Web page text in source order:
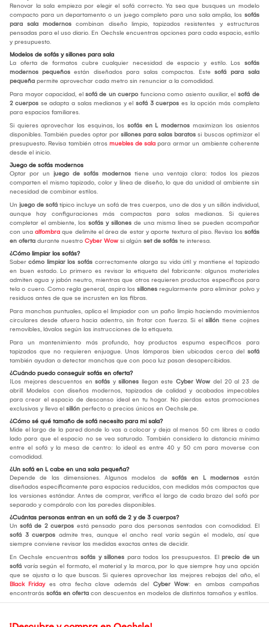
Renovar la sala empieza por elegir el sofá correcto. Ya sea que busques un modelo
compacto para un departamento o un juego completo para una sala amplia, los sofás
para sala modernos combinan diseño limpio, tapizados resistentes y estructuras
pensadas para el uso diario. En Oechsle encuentras opciones para cada espacio, estilo
y presupuesto.
Modelos de sofás y sillones para sala
La oferta de formatos cubre cualquier necesidad de espacio y estilo. Los sofás
modernos pequeños están diseñados para salas compactas. Este sofá para sala
pequeña permite aprovechar cada metro sin renunciar a la comodidad.
Para mayor capacidad, el sofá de un cuerpo funciona como asiento auxiliar, el sofá de
2 cuerpos se adapta a salas medianas y el sofá 3 cuerpos es la opción más completa
para espacios familiares.
Si quieres aprovechar las esquinas, los sofás en L modernos maximizan los asientos
disponibles. También puedes optar por sillones para salas baratos si buscas optimizar el
presupuesto. Revisa también otros muebles de sala para armar un ambiente coherente
desde el inicio.
Juego de sofás modernos
Optar por un juego de sofás modernos tiene una ventaja clara: todos los piezas
comparten el mismo tapizado, color y línea de diseño, lo que da unidad al ambiente sin
necesidad de combinar estilos.
Un juego de sofá típico incluye un sofá de tres cuerpos, uno de dos y un sillón individual,
aunque hay configuraciones más compactas para salas medianas. Si quieres
completar el ambiente, los sofás y sillones de una misma línea se pueden acompañar
con una alfombra que delimite el área de estar y aporte textura al piso. Revisa los sofás
en oferta durante nuestro Cyber Wow si algún set de sofás te interesa.
¿Cómo limpiar los sofás?
Saber cómo limpiar los sofás correctamente alarga su vida útil y mantiene el tapizado
en buen estado. Lo primero es revisar la etiqueta del fabricante: algunos materiales
admiten agua y jabón neutro, mientras que otros requieren productos específicos para
tela o cuero. Como regla general, aspira los sillones regularmente para eliminar polvo y
residuos antes de que se incrusten en las fibras.
Para manchas puntuales, aplica el limpiador con un paño limpio haciendo movimientos
circulares desde afuera hacia adentro, sin frotar con fuerza. Si el sillón tiene cojines
removibles, lávalos según las instrucciones de la etiqueta.
Para un mantenimiento más profundo, hay productos espuma específicos para
tapizados que no requieren enjuague. Unas lámparas bien ubicadas cerca del sofá
también ayudan a detectar manchas que con poca luz pasan desapercibidas.
¿Cuándo puedo conseguir sofás en oferta?
¡Los mejores descuentos en sofás y sillones llegan este Cyber Wow del 20 al 23 de
abril! Modelos con diseños modernos, tapizados de calidad y acabados impecables
para crear el espacio de descanso ideal en tu hogar. No pierdas estas promociones
exclusivas y lleva el sillón perfecto a precios únicos en Oechsle.pe.
¿Cómo sé qué tamaño de sofá necesito para mi sala?
Mide el largo de la pared donde lo vas a colocar y deja al menos 50 cm libres a cada
lado para que el espacio no se vea saturado. También considera la distancia mínima
entre el sofá y la mesa de centro: lo ideal es entre 40 y 50 cm para moverse con
comodidad.
¿Un sofá en L cabe en una sala pequeña?
Depende de las dimensiones. Algunos modelos de sofás en L modernos están
diseñados específicamente para espacios reducidos, con medidas más compactas que
los versiones estándar. Antes de comprar, verifica el largo de cada brazo del sofá por
separado y compáralo con las paredes disponibles.
¿Cuántas personas entran en un sofá de 2 y de 3 cuerpos?
Un sofá de 2 cuerpos está pensado para dos personas sentadas con comodidad. El
sofá 3 cuerpos admite tres, aunque el ancho real varía según el modelo, así que
siempre conviene revisar las medidas exactas antes de decidir.
En Oechsle encuentras sofás y sillones para todos los presupuestos. El precio de un
sofá varía según el formato, el material y la marca, por lo que siempre hay una opción
que se ajusta a lo que buscas. Si quieres aprovechar las mejores rebajas del año, el
Black Fridayes otra fecha clave además del Cyber Wow: en ambas campañas
encontrarás sofás en oferta con descuentos en modelos de distintos tamaños y estilos.